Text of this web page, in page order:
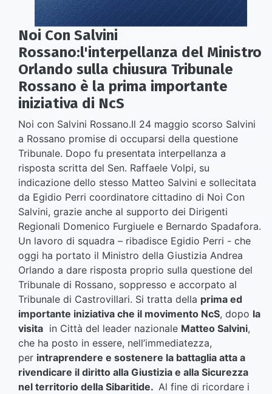
Noi Con Salvini
Rossano:l'interpellanza del Ministro
Orlando sulla chiusura Tribunale
Rossano è la prima importante
iniziativa di NcS
Noi con Salvini Rossano.Il 24 maggio scorso Salvini
a Rossano promise di occuparsi della questione
Tribunale. Dopo fu presentata interpellanza a
risposta scritta del Sen. Raffaele Volpi, su
indicazione dello stesso Matteo Salvini e sollecitata
da Egidio Perri coordinatore cittadino di Noi Con
Salvini, grazie anche al supporto dei Dirigenti
Regionali Domenico Furgiuele e Bernardo Spadafora.
Un lavoro di squadra – ribadisce Egidio Perri - che
oggi ha portato il Ministro della Giustizia Andrea
Orlando a dare risposta proprio sulla questione del
Tribunale di Rossano, soppresso e accorpato al
Tribunale di Castrovillari. Si tratta della prima ed
importante iniziativa che il movimento NcS, dopo la
visita in Città del leader nazionale Matteo Salvini,
che ha posto in essere, nell’immediatezza,
per intraprendere e sostenere la battaglia atta a
rivendicare il diritto alla Giustizia e alla Sicurezza
nel territorio della Sibaritide. Al fine di ricordare i